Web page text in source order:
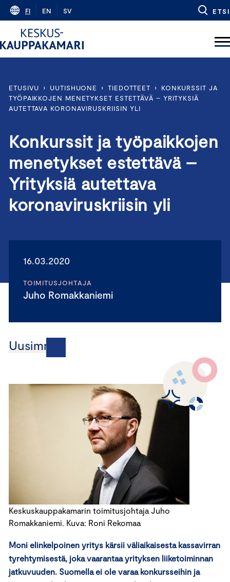
Skip
content
FI EN SV ETSI
ETUSIVU › UUTISHUONE › TIEDOTTEET ›
KONKURSSIT JA
TYÖPAIKKOJEN MENETYKSET ESTETTÄVÄ – YRITYKSIÄ
AUTETTAVA KORONAVIRUSKRIISIN YLI
Konkurssit ja työpaikkojen
menetykset estettävä –
Yrityksiä autettava
koronaviruskriisin yli
16.03.2020
TOIMITUSJOHTAJA
Juho Romakkaniemi
Uusimmat
Keskuskauppakamarin toimitusjohtaja Juho
Romakkaniemi. Kuva: Roni Rekomaa
Moni elinkelpoinen yritys kärsii väliaikaisesta kassavirran
tyrehtymisestä, joka vaarantaa yrityksen liiketoiminnan
jatkuvuuden. Suomella ei ole varaa konkursseihin ja